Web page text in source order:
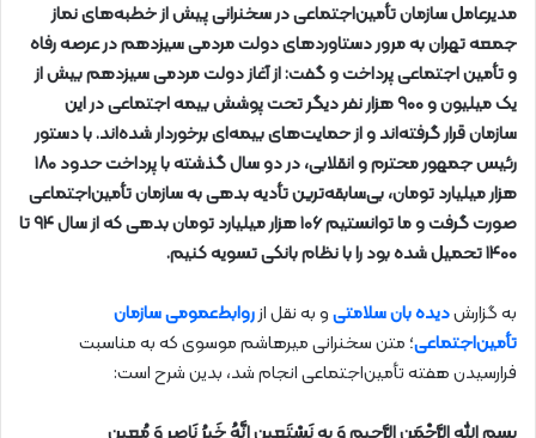
مدیرعامل سازمان تأمین‌اجتماعی در سخنرانی پیش از خطبه‌های نماز
جمعه تهران به مرور دستاوردهای دولت مردمی سیزدهم در عرصه رفاه
و تأمین اجتماعی پرداخت و گفت: از آغاز دولت مردمی سیزدهم بیش از
یک میلیون و ۹۰۰ هزار نفر دیگر تحت پوشش بیمه اجتماعی در این
سازمان قرار گرفته‌اند و از حمایت‌های بیمه‌ای برخوردار شده‌اند. با دستور
رئیس جمهور محترم و انقلابی، در دو سال گذشته با پرداخت حدود ۱۸۰
هزار میلیارد تومان، بی‌سابقه‌ترین تأدیه بدهی به سازمان تأمین‌اجتماعی
صورت گرفت و ما توانستیم ۱۰۶ هزار میلیارد تومان بدهی که از سال ۹۴ تا
۱۴۰۰ تحمیل شده بود را با نظام بانکی تسویه کنیم.
به گزارشدیده بان سلامتیو به نقل ازروابط‌عمومی سازمان
تأمین‌اجتماعی؛ متن سخنرانی میرهاشم موسوی که به مناسبت
فرارسیدن هفته تأمین‌اجتماعی انجام شد، بدین شرح است: